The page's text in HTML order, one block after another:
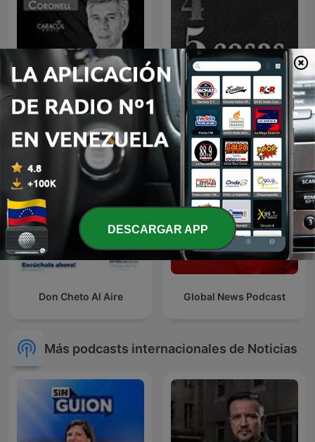
El Reporte Coronell CNN 5 Cosas
Don Cheto Al Aire Global News Podcast
Más podcasts internacionales de Noticias
DESCARGAR APP